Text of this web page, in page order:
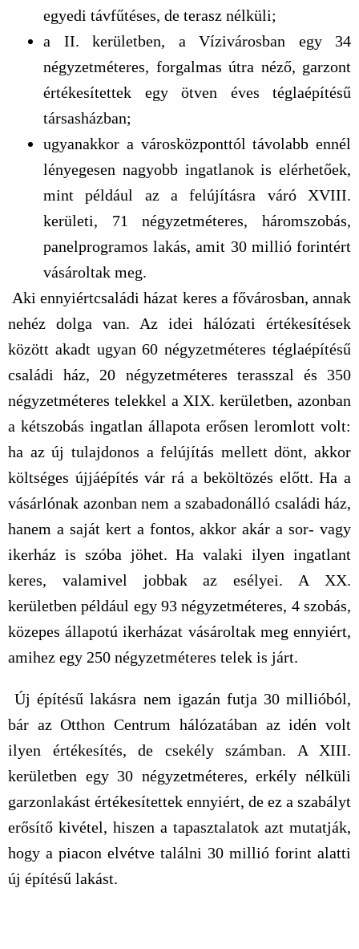
egyedi távfűtéses, de terasz nélküli;
a II. kerületben, a Vízivárosban egy 34
négyzetméteres, forgalmas útra néző, garzont
értékesítettek egy ötven éves téglaépítésű
társasházban;
ugyanakkor a városközponttól távolabb ennél
lényegesen nagyobb ingatlanok is elérhetőek,
mint például az a felújításra váró XVIII.
kerületi, 71 négyzetméteres, háromszobás,
panelprogramos lakás, amit 30 millió forintért
vásároltak meg.
Aki ennyiértcsaládi házat keres a fővárosban, annak
nehéz dolga van. Az idei hálózati értékesítések
között akadt ugyan 60 négyzetméteres téglaépítésű
családi ház, 20 négyzetméteres terasszal és 350
négyzetméteres telekkel a XIX. kerületben, azonban
a kétszobás ingatlan állapota erősen leromlott volt:
ha az új tulajdonos a felújítás mellett dönt, akkor
költséges újjáépítés vár rá a beköltözés előtt. Ha a
vásárlónak azonban nem a szabadonálló családi ház,
hanem a saját kert a fontos, akkor akár a sor- vagy
ikerház is szóba jöhet. Ha valaki ilyen ingatlant
keres, valamivel jobbak az esélyei. A XX.
kerületben például egy 93 négyzetméteres, 4 szobás,
közepes állapotú ikerházat vásároltak meg ennyiért,
amihez egy 250 négyzetméteres telek is járt.
Új építésű lakásra nem igazán futja 30 millióból,
bár az Otthon Centrum hálózatában az idén volt
ilyen értékesítés, de csekély számban. A XIII.
kerületben egy 30 négyzetméteres, erkély nélküli
garzonlakást értékesítettek ennyiért, de ez a szabályt
erősítő kivétel, hiszen a tapasztalatok azt mutatják,
hogy a piacon elvétve találni 30 millió forint alatti
új építésű lakást.